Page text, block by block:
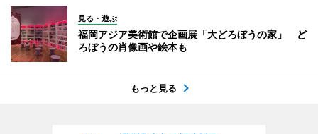
見る・遊ぶ
福岡アジア美術館で企画展「大どろぼうの家」 ど
ろぼうの肖像画や絵本も
もっと見る